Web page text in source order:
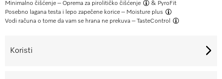
Minimalno čišćenje – Oprema za pirolitičko čišćenje
& PyroFit
Posebno lagana testa i lepo zapečene korice – Moisture plus
Vodi računa o tome da vam se hrana ne prekuva –TasteControl
Koristi